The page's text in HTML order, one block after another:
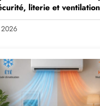
literie et ventilation
2026